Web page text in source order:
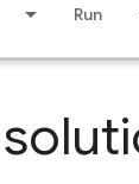
Run